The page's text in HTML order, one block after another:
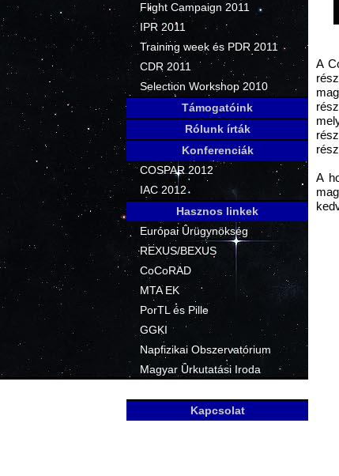
Flight Campaign 2011
IPR 2011
Training week és PDR 2011
CDR 2011
Selection Workshop 2010
Támogatóink
Rólunk írták
Konferenciák
COSPAR 2012
IAC 2012
Hasznos linkek
Európai Ûrügynökség
REXUS/BEXUS
CoCoRAD
MTA EK
PorTL és Pille
GGKI
Napfizikai Obszervatórium
Magyar Ûrkutatási Iroda
Kapcsolat
A
A